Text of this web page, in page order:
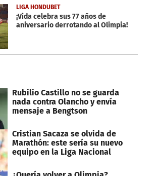
LIGA HONDUBET
¡Vida celebra sus 77 años de
aniversario derrotando al Olimpia!
Rubilio Castillo no se guarda
nada contra Olancho y envía
mensaje a Bengtson
Cristian Sacaza se olvida de
Marathón: este sería su nuevo
equipo en la Liga Nacional